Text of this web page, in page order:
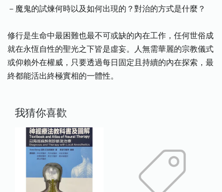
－魔鬼的試煉何時以及如何出現的？對治的方式是什麼？
修行是生命中最困難也最不可或缺的內在工作，任何世俗成
就在永恆自性的聖光之下皆是虛妄。人無需華麗的宗教儀式
或仰賴外在權威，只要透過每日固定且持續的內在探索，最
終都能活出終極實相的一體性。
我猜你喜歡